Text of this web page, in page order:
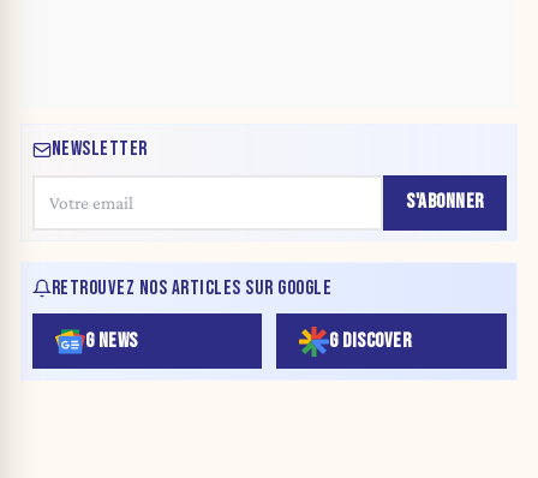
NEWSLETTER
S'ABONNER
RETROUVEZ NOS ARTICLES SUR GOOGLE
G NEWS G DISCOVER